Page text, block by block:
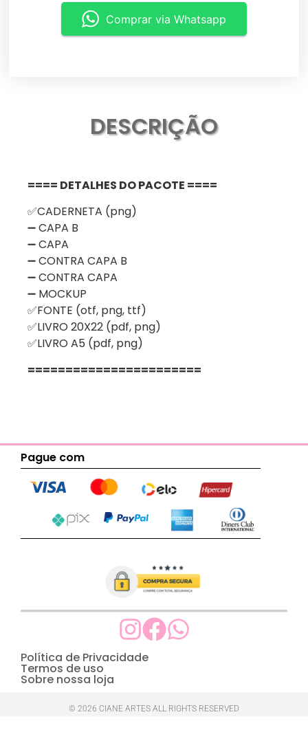
Comprar via Whatsapp
DESCRIÇÃO
==== DETALHES DO PACOTE ====
✅CADERNETA (png)
➖ CAPA B
➖ CAPA
➖ CONTRA CAPA B
➖ CONTRA CAPA
➖ MOCKUP
✅FONTE (otf, png, ttf)
✅LIVRO 20X22 (pdf, png)
✅LIVRO A5 (pdf, png)
=======================
Pague com
Política de Privacidade
Termos de uso
Sobre nossa loja
© 2026 CIANE ARTES ALL RIGHTS RESERVED